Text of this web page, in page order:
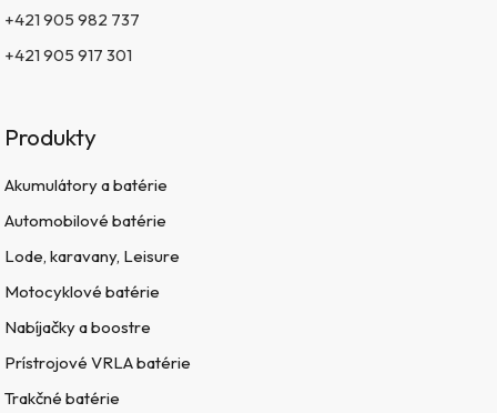
+421 905 982 737
+421 905 917 301
Produkty
Akumulátory a batérie
Automobilové batérie
Lode, karavany, Leisure
Motocyklové batérie
Nabíjačky a boostre
Prístrojové VRLA batérie
Trakčné batérie